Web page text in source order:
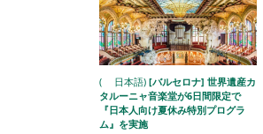
( 日本語) [バルセロナ] 世界遺産カ
タルーニャ音楽堂が6日間限定で
『日本人向け夏休み特別プログラ
ム』を実施